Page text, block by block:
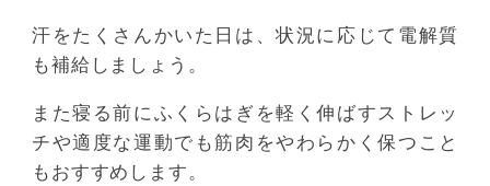
汗をたくさんかいた日は、状況に応じて電解質
も補給しましょう。
また寝る前にふくらはぎを軽く伸ばすストレッ
チや適度な運動でも筋肉をやわらかく保つこと
もおすすめします。